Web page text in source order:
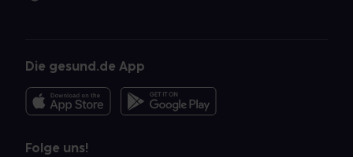
Die gesund.de App
Folge uns!